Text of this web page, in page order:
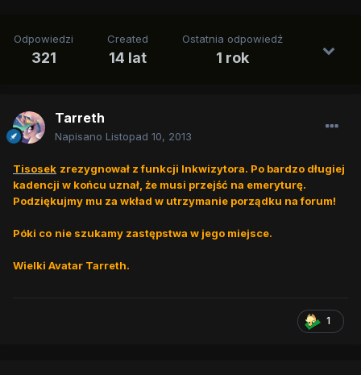
Odpowiedzi
321
Created
14 lat
Ostatnia odpowiedź
1 rok
Tarreth
Napisano Listopad 10, 2013
Tisosek zrezygnował z funkcji Inkwizytora. Po bardzo długiej
kadencji w końcu uznał, że musi przejść na emeryturę.
Podziękujmy mu za wkład w utrzymanie porządku na forum!
Póki co nie szukamy zastępstwa w jego miejsce.
Wielki Avatar Tarreth.
1